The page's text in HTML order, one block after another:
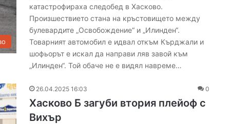
катастрофираха следобед в Хасково.
Произшествието стана на кръстовището между
булевардите „Освобождение“ и „Илинден“.
Товарният автомобил е идвал откъм Кърджали и
шофьорът е искал да направи ляв завой към
„Илинден“. Той обаче не е видял навреме…
26.04.2025 16:03 0
Хасково Б загуби втория плейоф с
Вихър